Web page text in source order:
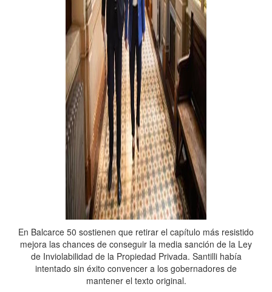
En Balcarce 50 sostienen que retirar el capítulo más resistido
mejora las chances de conseguir la media sanción de la Ley
de Inviolabilidad de la Propiedad Privada. Santilli había
intentado sin éxito convencer a los gobernadores de
mantener el texto original.